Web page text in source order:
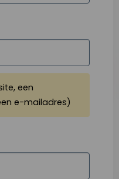
een
e-mailadres)